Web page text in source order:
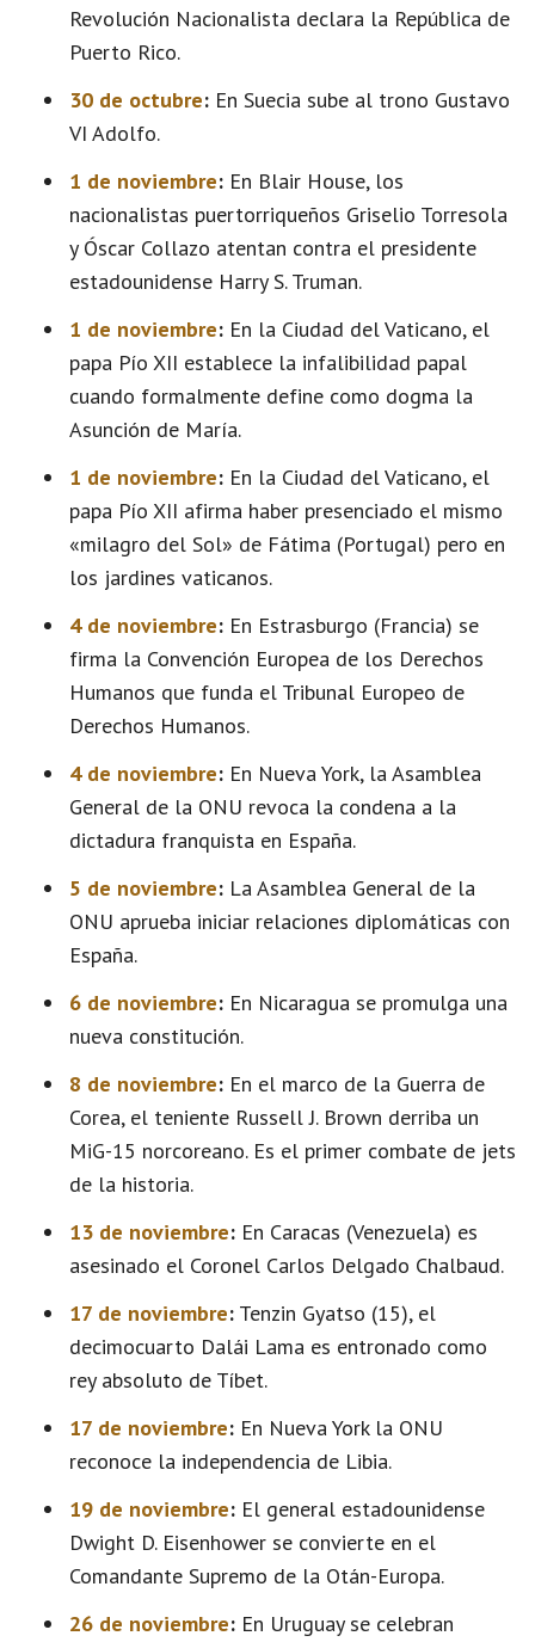
Revolución Nacionalista declara la República de
Puerto Rico.
30 de octubre: En Suecia sube al trono Gustavo
VI Adolfo.
1 de noviembre: En Blair House, los
nacionalistas puertorriqueños Griselio Torresola
y Óscar Collazo atentan contra el presidente
estadounidense Harry S. Truman.
1 de noviembre: En la Ciudad del Vaticano, el
papa Pío XII establece la infalibilidad papal
cuando formalmente define como dogma la
Asunción de María.
1 de noviembre: En la Ciudad del Vaticano, el
papa Pío XII afirma haber presenciado el mismo
«milagro del Sol» de Fátima (Portugal) pero en
los jardines vaticanos.
4 de noviembre: En Estrasburgo (Francia) se
firma la Convención Europea de los Derechos
Humanos que funda el Tribunal Europeo de
Derechos Humanos.
4 de noviembre: En Nueva York, la Asamblea
General de la ONU revoca la condena a la
dictadura franquista en España.
5 de noviembre: La Asamblea General de la
ONU aprueba iniciar relaciones diplomáticas con
España.
6 de noviembre: En Nicaragua se promulga una
nueva constitución.
8 de noviembre: En el marco de la Guerra de
Corea, el teniente Russell J. Brown derriba un
MiG-15 norcoreano. Es el primer combate de jets
de la historia.
13 de noviembre: En Caracas (Venezuela) es
asesinado el Coronel Carlos Delgado Chalbaud.
17 de noviembre: Tenzin Gyatso (15), el
decimocuarto Dalái Lama es entronado como
rey absoluto de Tíbet.
17 de noviembre: En Nueva York la ONU
reconoce la independencia de Libia.
19 de noviembre: El general estadounidense
Dwight D. Eisenhower se convierte en el
Comandante Supremo de la Otán-Europa.
26 de noviembre: En Uruguay se celebran